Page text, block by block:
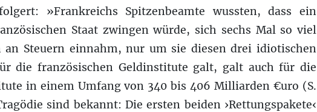
»Frankreichs Spitzenbeamte wussten, dass ein
Staat zwingen würde, sich sechs Mal so viel
Steuern einnahm, nur um sie diesen drei idiotischen
die französischen Geldinstitute galt, galt auch für die
in einem Umfang von 340 bis 406 Milliarden €uro (S.
sind bekannt: Die ersten beiden ›Rettungspakete‹